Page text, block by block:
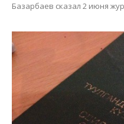
Базарбаев сказал 2 июня